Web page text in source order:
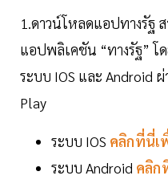
1.ดาวน์โหลดแอปทางรัฐ
แอปพลิเคชัน “ทางรัฐ” โ
ระบบ IOS และ Android
Play
ระบบ IOS คลิกที่นี่เ
ระบบ Android คลิก